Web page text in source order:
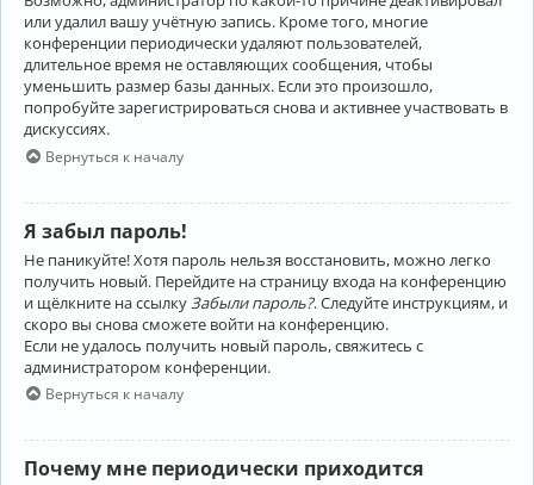
или удалил вашу учётную запись. Кроме того, многие
конференции периодически удаляют пользователей,
длительное время не оставляющих сообщения, чтобы
уменьшить размер базы данных. Если это произошло,
попробуйте зарегистрироваться снова и активнее участвовать в
дискуссиях.
Вернуться к началу
Я забыл пароль!
Не паникуйте! Хотя пароль нельзя восстановить, можно легко
получить новый. Перейдите на страницу входа на конференцию
и щёлкните на ссылку Забыли пароль?. Следуйте инструкциям, и
скоро вы снова сможете войти на конференцию.
Если не удалось получить новый пароль, свяжитесь с
администратором конференции.
Вернуться к началу
Почему мне периодически приходится